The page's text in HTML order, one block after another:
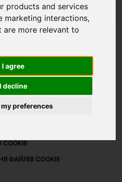
products and services
marketing interactions,
more relevant to
I agree
I decline
preferences
КОМПРЕСОРИ/ HAMWORTHY -
КОМПАНІЇ
ФАЙЛІВ COOKIE